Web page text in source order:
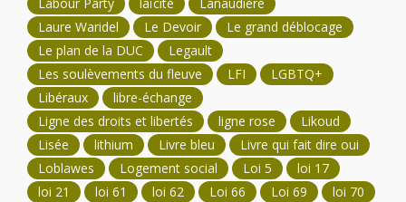
Labour Party laïcité
Lanaudière
Laure Waridel
Le Devoir
Le grand déblocage
Le plan de la DUC
Legault
Les soulèvements du fleuve
LFI
LGBTQ+
Libéraux
libre-échange
Ligne des droits et libertés
ligne rose
Likoud
Lisée
lithium Livre bleu
Livre qui fait dire oui
Loblawes
Logement social Loi 5
loi 17
loi 21
loi 61 loi 62 Loi 66 Loi 69
loi 70